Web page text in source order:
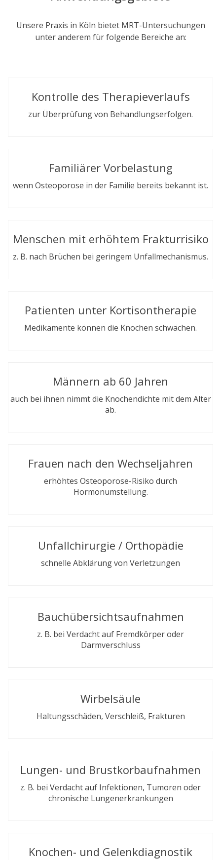
Unsere Praxis in Köln bietet MRT-Untersuchungen
unter anderem für folgende Bereiche an:
Kontrolle des Therapieverlaufs
zur Überprüfung von Behandlungserfolgen.
Familiärer Vorbelastung
wenn Osteoporose in der Familie bereits bekannt ist.
Menschen mit erhöhtem Frakturrisiko
z. B. nach Brüchen bei geringem Unfallmechanismus.
Patienten unter Kortisontherapie
Medikamente können die Knochen schwächen.
Männern ab 60 Jahren
auch bei ihnen nimmt die Knochendichte mit dem Alter
ab.
Frauen nach den Wechseljahren
erhöhtes Osteoporose-Risiko durch
Hormonumstellung.
Unfallchirurgie / Orthopädie
schnelle Abklärung von Verletzungen
Bauchübersichtsaufnahmen
z. B. bei Verdacht auf Fremdkörper oder
Darmverschluss
Wirbelsäule
Haltungsschäden, Verschleiß, Frakturen
Lungen- und Brustkorbaufnahmen
z. B. bei Verdacht auf Infektionen, Tumoren oder
chronische Lungenerkrankungen
Knochen- und Gelenkdiagnostik